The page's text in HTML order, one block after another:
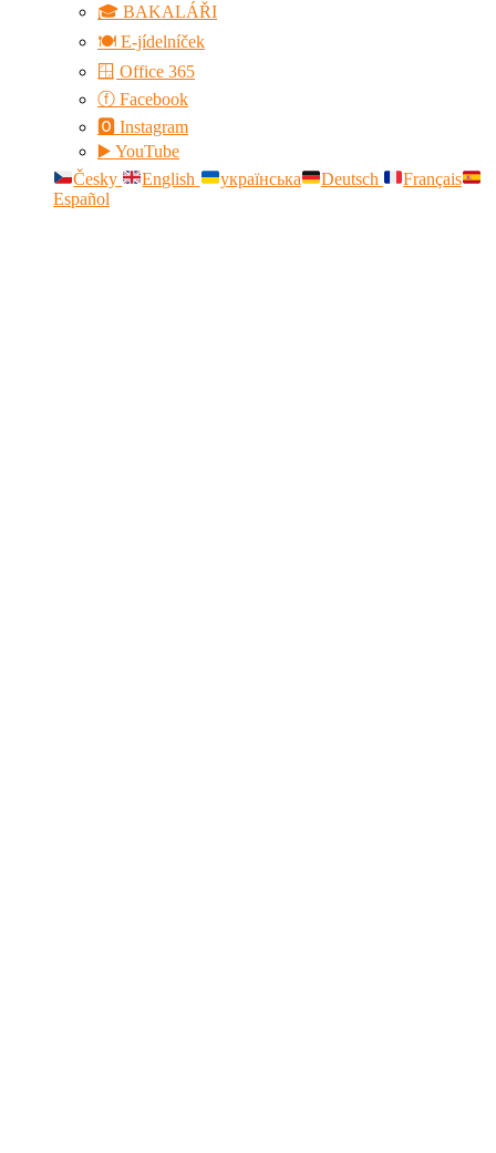
🎓 BAKALÁŘI
🍽️ E-jídelníček
🪟 Office 365
ⓕ Facebook
🅾 Instagram
▶️ YouTube
Česky
English українська Deutsch
Français
Español